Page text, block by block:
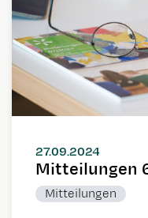
27.09.2024
Mitteilungen
Mitteilungen